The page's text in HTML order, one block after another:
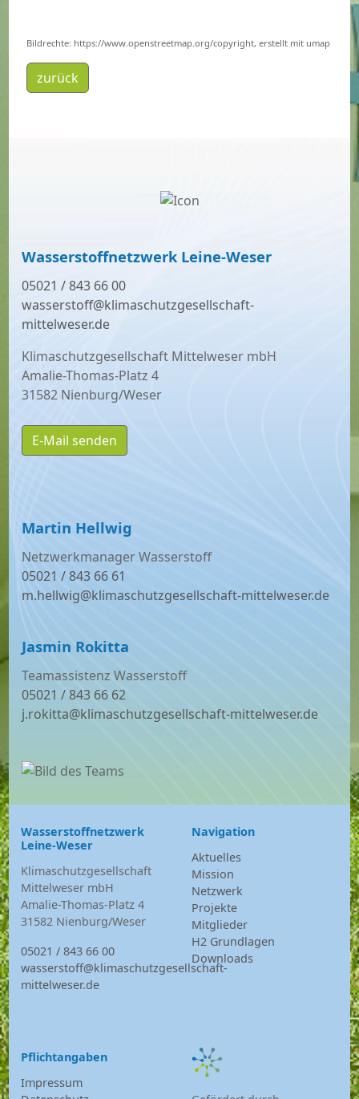
Bildrechte: https://www.openstreetmap.org/copyright, erstellt mit umap
zurück
Wasserstoffnetzwerk Leine-Weser
05021 / 843 66 00
wasserstoff@klimaschutzgesellschaft-
mittelweser.de
Klimaschutzgesellschaft Mittelweser mbH
Amalie-Thomas-Platz 4
31582 Nienburg/Weser
E-Mail senden
Martin Hellwig
Netzwerkmanager Wasserstoff
05021 / 843 66 61
m.hellwig@klimaschutzgesellschaft-mittelweser.de
Jasmin Rokitta
Teamassistenz Wasserstoff
05021 / 843 66 62
j.rokitta@klimaschutzgesellschaft-mittelweser.de
Wasserstoffnetzwerk
Leine-Weser
Klimaschutzgesellschaft
Mittelweser mbH
Amalie-Thomas-Platz 4
31582 Nienburg/Weser
05021 / 843 66 00
wasserstoff@klimaschutzgesellschaft-
mittelweser.de
Navigation
Aktuelles
Mission
Netzwerk
Projekte
Mitglieder
H2 Grundlagen
Downloads
Pflichtangaben
Impressum